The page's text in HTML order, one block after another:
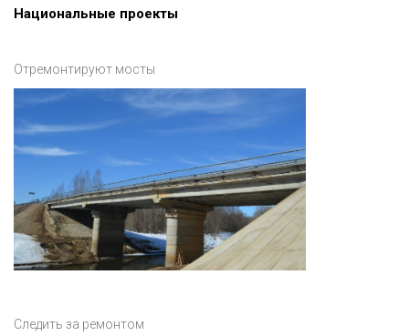
Национальные проекты
Отремонтируют мосты
Следить за ремонтом